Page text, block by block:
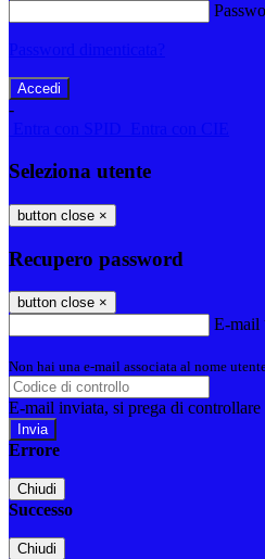
-
Seleziona utente
button close ×
Recupero password
button close ×
E-mail
Non hai una e-mail associata al nome
E-mail inviata, si prega di controllare
Errore
Chiudi
Successo
Chiudi